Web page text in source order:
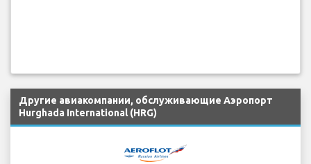
Другие авиакомпании, обслуживающие Аэропорт
Hurghada International (HRG)